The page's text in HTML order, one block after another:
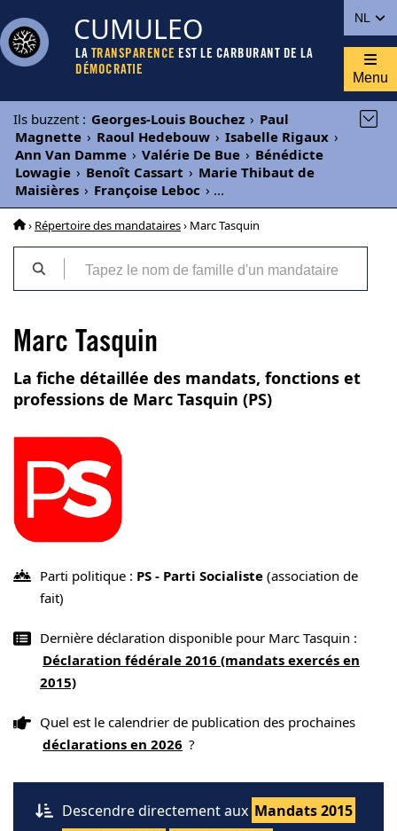
NL
CUMULEO
LA TRANSPARENCE EST LE CARBURANT DE LA
DÉMOCRATIE
Menu
Ils buzzent : Georges-Louis Bouchez › Paul
Magnette › Raoul Hedebouw › Isabelle Rigaux ›
Ann Van Damme › Valérie De Bue › Bénédicte
Lowagie › Benoît Cassart › Marie Thibaut de
Maisières › Françoise Leboc › ...
› Répertoire des mandataires› Marc Tasquin
Marc Tasquin
La fiche détaillée des mandats, fonctions et
professions de Marc Tasquin (PS)
Parti politique : PS - Parti Socialiste (association de
fait)
Dernière déclaration disponible pour Marc Tasquin :
Déclaration fédérale 2016 (mandats exercés en
2015)
Quel est le calendrier de publication des prochaines
déclarations en 2026 ?
Descendre directement aux Mandats 2015